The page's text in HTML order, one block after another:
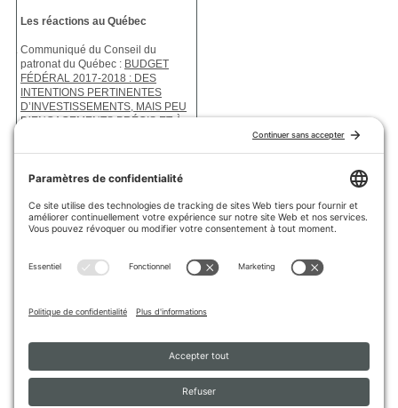
Les réactions au Québec
Communiqué du Conseil du
patronat du Québec : BUDGET
FÉDÉRAL 2017-2018 : DES
INTENTIONS PERTINENTES
D’INVESTISSEMENTS, MAIS PEU
D’ENGAGEMENTS PRÉCIS ET À
Communiqué de la Fédération
indépendante (FCEI) :LES PME
DE HAUSSES DE TAXE
CONTINUE DE PLANER
Québec (FTQ) :UN BUDGET QUI
DAVANTAGE POUR LES PLUS
OUVRIÈRE
Communiqué de Québec Solidaire
BUDGET FÉDÉRAL – MANON
MASSÉ DÉÇUE PAR UN BUDGET
FRILEUX ET INSUFFISANT POUR